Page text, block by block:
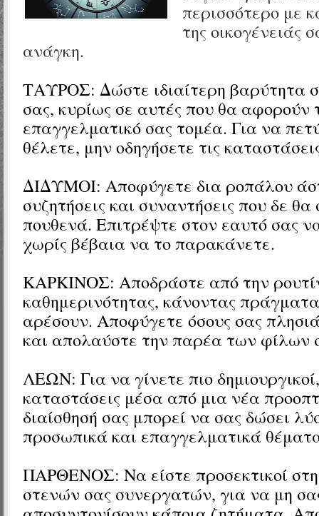
περισσότερο με
της οικογένειάς
ανάγκη.
ΤΑΥΡΟΣ: Δώστε ιδιαίτερη βαρύτητα
σας, κυρίως σε αυτές που θα αφορούν
επαγγελματικό σας τομέα. Για να
θέλετε, μην οδηγήσετε τις
ΔΙΔΥΜΟΙ: Αποφύγετε δια ροπάλου
συζητήσεις και συναντήσεις που δε
πουθενά. Επιτρέψτε στον εαυτό σας
χωρίς βέβαια να το παρακάνετε.
ΚΑΡΚΙΝΟΣ: Αποδράστε από την
καθημερινότητας, κάνοντας
αρέσουν. Αποφύγετε όσους σας
και απολαύστε την παρέα των φίλων
ΛΕΩΝ: Για να γίνετε πιο δημιουργικοί,
καταστάσεις μέσα από μια νέα
διαίσθησή σας μπορεί να σας δώσει
προσωπικά και επαγγελματικά
ΠΑΡΘΕΝΟΣ: Να είστε προσεκτικοί
στενών σας συνεργατών, για να μη